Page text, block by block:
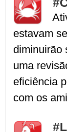
estavam
diminuirão
uma
eficiência
com os